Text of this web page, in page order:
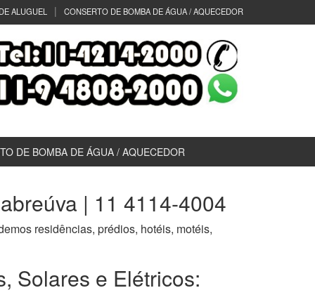
ALUGUEL CONSERTO DE BOMBA DE ÁGUA / AQUECEDOR
DE BOMBA DE ÁGUA / AQUECEDOR
| 11 4114-4004
residências, prédios, hotéis, motéis,
Solares e Elétricos: